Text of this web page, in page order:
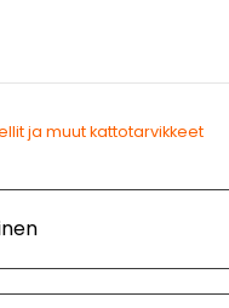
ja muut kattotarvikkeet